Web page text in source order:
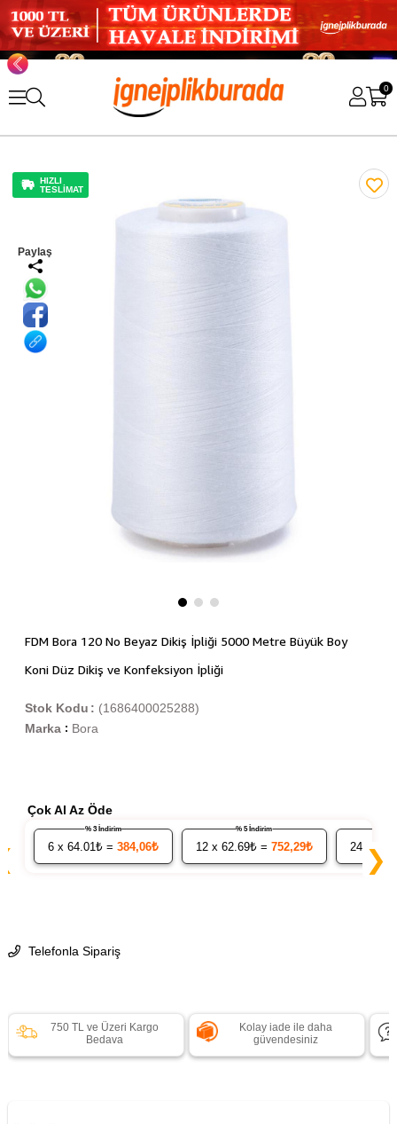
0
HIZLI
TESLİMAT
Paylaş
FDM Bora 120 No Beyaz Dikiş İpliği 5000 Metre Büyük Boy
Koni Düz Dikiş ve Konfeksiyon İpliği
(1686400025288)
Stok Kodu
Marka : Bora
Çok Al Az Öde
6x 64.01₺ = 384,06₺
% 3 İndirim
12x 62.69₺ = 752,29₺
% 5 İndirim
24x❯
Telefonla Sipariş
750 TL ve Üzeri Kargo
Bedava
Kolay iade ile daha
güvendesiniz